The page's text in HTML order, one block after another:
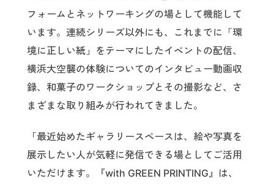
フォームとネットワーキングの場として機能して
います。連続シリーズ以外にも、これまでに「環
境に正しい紙」をテーマにしたイベントの配信、
横浜大空襲の体験についてのインタビュー動画収
録、和菓子のワークショップとその撮影など、さ
まざまな取り組みが行われてきました。
「最近始めたギャラリースペースは、絵や写真を
展示したい人が気軽に発信できる場としてご活用
いただけます。『with GREEN PRINTING』は、